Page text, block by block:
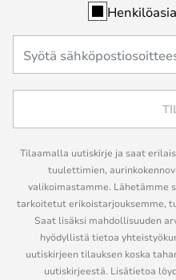
Tilaamalla uutiskirje ja saat
tuulettimien,
valikoimastamme. Lähetämme
tarkoitetut erikoistarjouksemme,
Saat lisäksi mahdollisuuden
hyödyllistä tietoa
uutiskirjeen tilauksen koska
uutiskirjeestä. Lisätietoa